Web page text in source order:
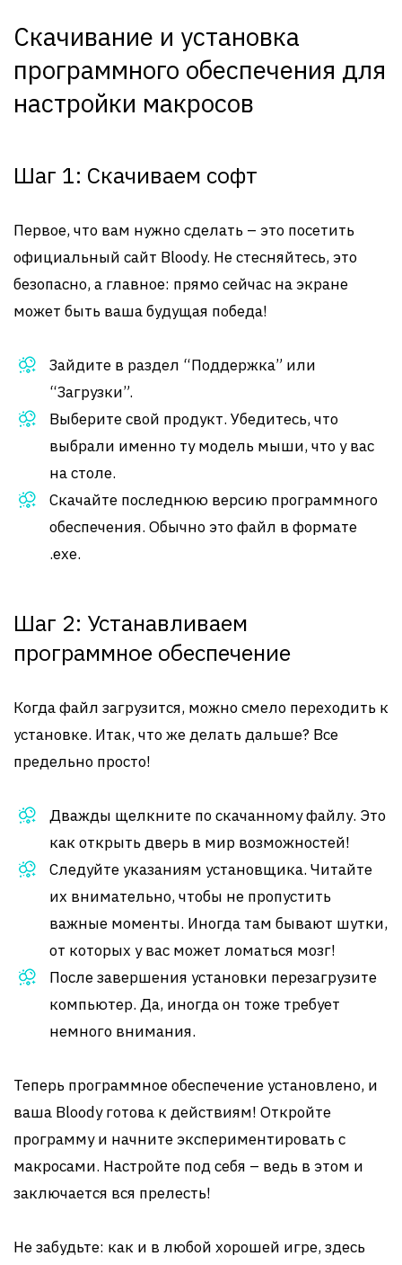
Скачивание и установка
программного обеспечения для
настройки макросов
Шаг 1: Скачиваем софт
Первое, что вам нужно сделать – это посетить
официальный сайт Bloody. Не стесняйтесь, это
безопасно, а главное: прямо сейчас на экране
может быть ваша будущая победа!
Зайдите в раздел “Поддержка” или
“Загрузки”.
Выберите свой продукт. Убедитесь, что
выбрали именно ту модель мыши, что у вас
на столе.
Скачайте последнюю версию программного
обеспечения. Обычно это файл в формате
.exe.
Шаг 2: Устанавливаем
программное обеспечение
Когда файл загрузится, можно смело переходить к
установке. Итак, что же делать дальше? Все
предельно просто!
Дважды щелкните по скачанному файлу. Это
как открыть дверь в мир возможностей!
Следуйте указаниям установщика. Читайте
их внимательно, чтобы не пропустить
важные моменты. Иногда там бывают шутки,
от которых у вас может ломаться мозг!
После завершения установки перезагрузите
компьютер. Да, иногда он тоже требует
немного внимания.
Теперь программное обеспечение установлено, и
ваша Bloody готова к действиям! Откройте
программу и начните экспериментировать с
макросами. Настройте под себя – ведь в этом и
заключается вся прелесть!
Не забудьте: как и в любой хорошей игре, здесь